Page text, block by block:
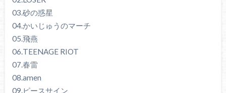
03.砂の惑星
04.かいじゅうのマーチ
05.飛燕
06.TEENAGE RIOT
07.春雷
08.amen
09.ピースサイン